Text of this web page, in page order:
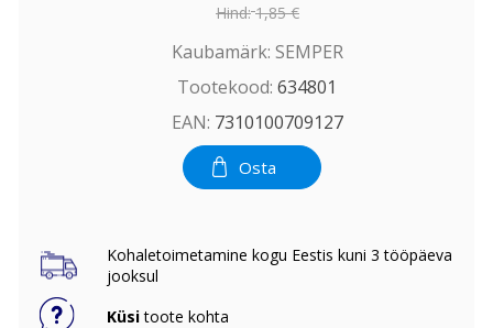
Hind: 1,85 €
Kaubamärk: SEMPER
Tootekood: 634801
EAN: 7310100709127
Osta
Kohaletoimetamine kogu Eestis kuni 3 tööpäeva
jooksul
Küsitoote kohta